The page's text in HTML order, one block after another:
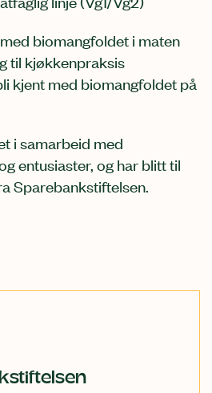
biomangfoldet i maten
til kjøkkenpraksis
kjent med biomangfoldet på
i samarbeid med
entusiaster, og har blitt til
Sparebankstiftelsen.